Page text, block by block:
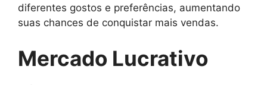
diferentes gostos e preferências, aumentando
suas chances de conquistar mais vendas.
Mercado Lucrativo